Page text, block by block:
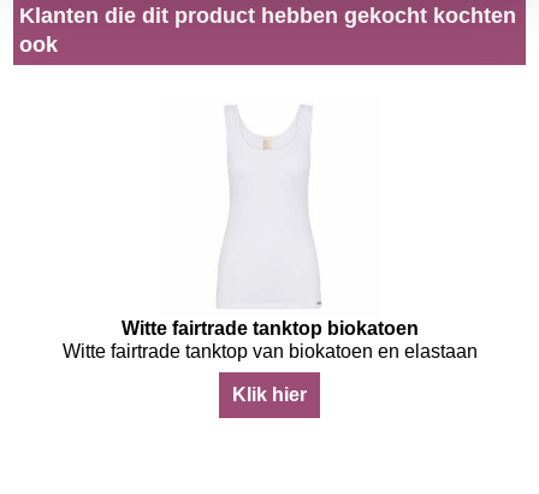
Klanten die dit product hebben gekocht kochten
ook
Witte fairtrade tanktop biokatoen
Witte fairtrade tanktop van biokatoen en elastaan
Klik hier